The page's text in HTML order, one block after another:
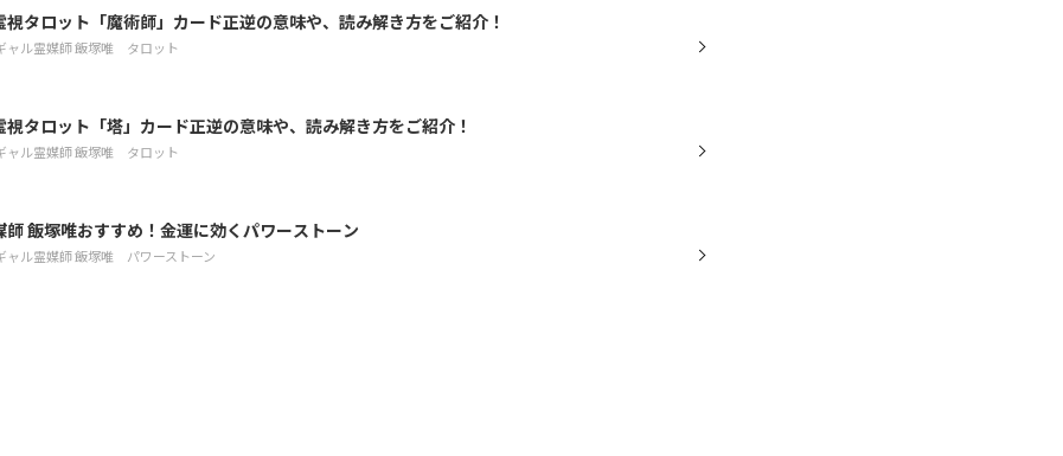
視タロット「魔術師」カード正逆の意味や、読み解き方をご紹介！
ャル霊媒師 飯塚唯 タロット
視タロット「塔」カード正逆の意味や、読み解き方をご紹介！
ャル霊媒師 飯塚唯 タロット
師 飯塚唯おすすめ！金運に効くパワーストーン
ャル霊媒師 飯塚唯 パワーストーン